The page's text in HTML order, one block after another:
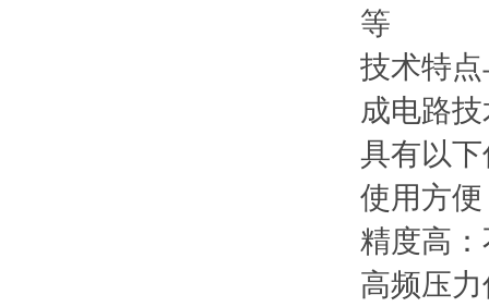
等
技术特
成电路
具有以
使用方
精度高
高频压